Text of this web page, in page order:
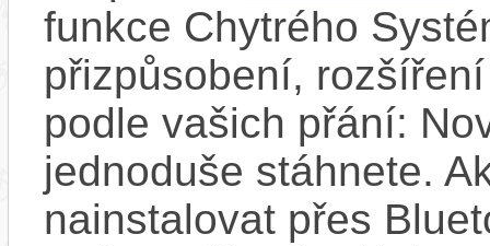
funkce Chytrého
přizpůsobení,
podle vašich přání:
jednoduše stáhnete.
nainstalovat přes